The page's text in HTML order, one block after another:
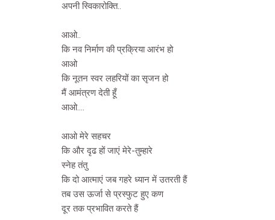
अपनी स्विकारोक्ति..
आओ..
कि नव निर्माण की प्रक्रिया आरंभ हो
आओ
कि नूतन स्वर लहरियों का सृजन हो
मैं आमंत्रण देती हूँ
आओ….
आओ मेरे सहचर
कि और दृढ हों जाएं मेरे-तुम्हारे
स्नेह तंतु
कि दो आत्माएं जब गहरे ध्यान में उतरती हैं
तब उस ऊर्जा से प्रस्फुट हुए कण
दूर तक प्रभावित करते हैं